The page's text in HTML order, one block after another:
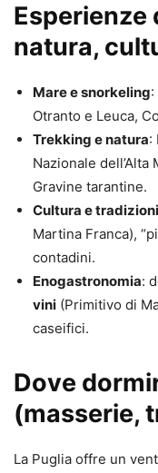
Esperienze
natura,
Mare e snorkeling
Otranto e Leuca,
Trekking e natura:
Nazionale dell’Alta
Gravine tarantine.
Cultura e tradizioni
Martina Franca),
contadini.
Enogastronomia:
vini (Primitivo di
caseifici.
Dove
(masserie,
La Puglia offre un